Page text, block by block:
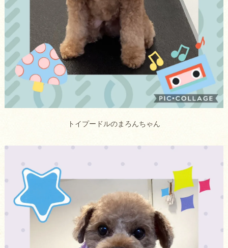
トイプードルのまろんちゃん